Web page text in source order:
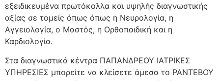
εξειδικευμένα πρωτόκολλα και υψηλής διαγνωστικής
αξίας σε τομείς όπως όπως η Νευρολογία, η
Αγγειολογία, ο Μαστός, η Ορθοπαιδική και η
Καρδιολογία.
Στα διαγνωστικά κέντρα ΠΑΠΑΝΔΡΕΟΥ ΙΑΤΡΙΚΕΣ
ΥΠΗΡΕΣΙΕΣ μπορείτε να κλείσετε άμεσα το ΡΑΝΤΕΒΟΥ